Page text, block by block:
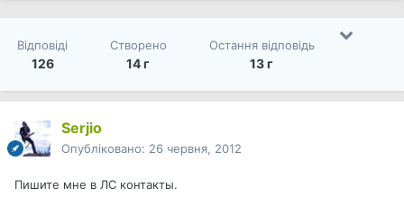
Відповіді
126
Створено
14 г
Остання відповідь
13 г
Serjio
Опубліковано: 26 червня, 2012
Пишите мне в ЛС контакты.